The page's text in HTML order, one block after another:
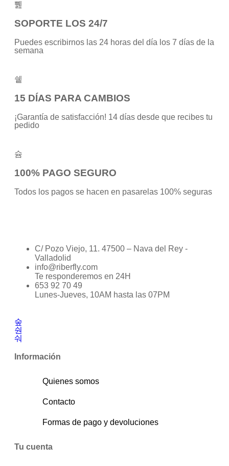
SOPORTE LOS 24/7
Puedes escribirnos las 24 horas del día los 7 días de la
semana
15 DÍAS PARA CAMBIOS
¡Garantía de satisfacción! 14 días desde que recibes tu
pedido
100% PAGO SEGURO
Todos los pagos se hacen en pasarelas 100% seguras
C/ Pozo Viejo, 11. 47500 – Nava del Rey -
Valladolid
info@riberfly.com
Te responderemos en 24H
653 92 70 49
Lunes-Jueves, 10AM hasta las 07PM
Información
Quienes somos
Contacto
Formas de pago y devoluciones
Tu cuenta